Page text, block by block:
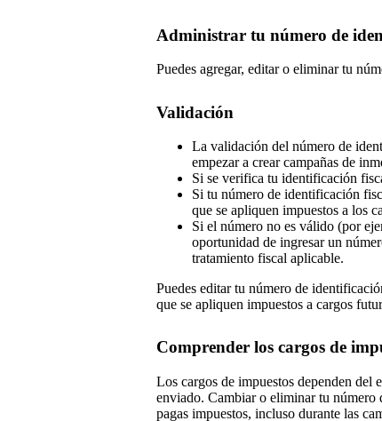
Administrar tu número de
Puedes agregar, editar o eliminar tu
Validación
La validación del número de
empezar a crear campañas de
Si se verifica tu identificación
Si tu número de identificación
que se apliquen impuestos a los
Si el número no es válido (por
oportunidad de ingresar un
tratamiento fiscal aplicable.
Puedes editar tu número de
que se apliquen impuestos a cargos
Comprender los cargos de
Los cargos de impuestos dependen del
enviado. Cambiar o eliminar tu número
pagas impuestos, incluso durante las